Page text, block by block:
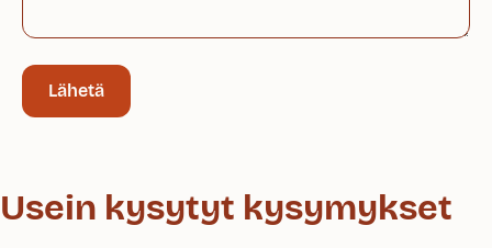
Usein kysytyt kysymykset